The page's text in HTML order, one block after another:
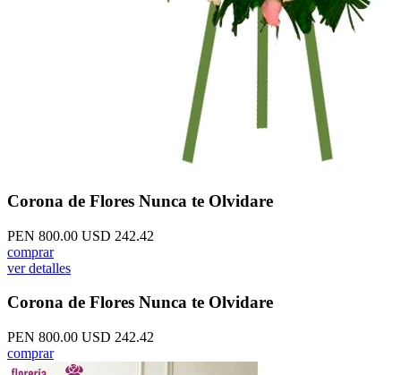
Corona de Flores Nunca te Olvidare
PEN 800.00 USD 242.42
comprar
ver detalles
Corona de Flores Nunca te Olvidare
PEN 800.00 USD 242.42
comprar